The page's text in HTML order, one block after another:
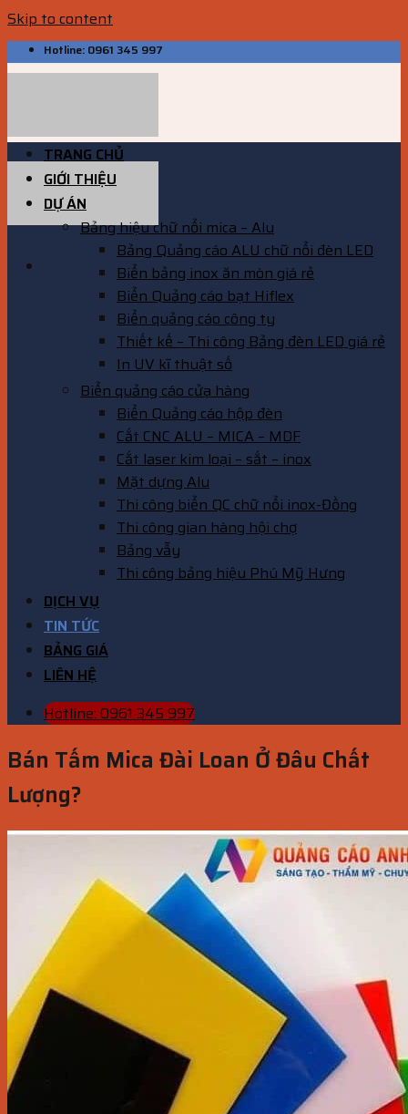
Skip to content
Hotline: 0961 345 997
TRANG CHỦ
GIỚI THIỆU
DỰ ÁN
Bảng hiệu chữ nổi mica – Alu
Bảng Quảng cáo ALU chữ nổi đèn LED
Biển bảng inox ăn mòn giá rẻ
Biển Quảng cáo bạt Hiflex
Biển quảng cáo công ty
Thiết kế – Thi công Bảng đèn LED giá rẻ
In UV kĩ thuật số
Biển quảng cáo cửa hàng
Biển Quảng cáo hộp đèn
Cắt CNC ALU – MICA – MDF
Cắt laser kim loại – sắt – inox
Mặt dựng Alu
Thi công biển QC chữ nổi inox-Đồng
Thi công gian hàng hội chợ
Bảng vẫy
Thi công bảng hiệu Phú Mỹ Hưng
DỊCH VỤ
TIN TỨC
BẢNG GIÁ
LIÊN HỆ
Hotline: 0961 345 997
Bán Tấm Mica Đài Loan Ở Đâu Chất
Lượng?